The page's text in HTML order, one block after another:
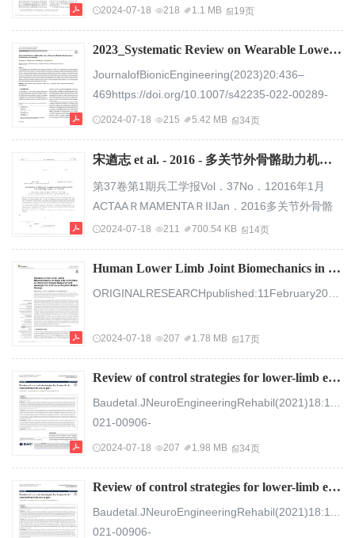
肢康复外骨骼智能控制综述程龙1,2，夏修泽
统管理与控制国家重点实验室，北京100190；2.中
全、有效和舒适，而智能控制技术是回应这些需求
2024-07-18 218 1.1 MB 19页
2023_Systematic Review on Wearable Lower Extremity Robotic Exoskeletons for Assisted Locomotion.pdf
JournalofBionicEngineering(2023)20:436–
469https://doi.org/10.1007/s42235-022-00289-
2024-07-18 215 5.42 MB 34页
宋遒志 et al. - 2016 - 多关节外骨骼助力机器人发展现状及关键技术分析.pdf
第37卷第1期兵工学报Vol．37No．12016年1月
ACTAAＲMAMENTAＲIIJan．2016多关节外骨骼
助力机器人发展现状及关键技术分析宋遒志1，王晓
京100081；2.武汉理工大学信息工程学院，湖北武
的热点。从负重外骨骼助力机器人和康复外骨骼助
2024-07-18 211 700.54 KB 14页
Human Lower Limb Joint Biomechanics in Daily Life Activities Grimmer et al_ 2020_.pdf
2024-07-18 207 1.78 MB 17页
Review of control strategies for lower-limb exoskeletons to assist gait__2_____34.pdf
021-00906-
2024-07-18 207 1.98 MB 34页
Review of control strategies for lower-limb exoskeletons to assist gait__2_____34(1).pdf
021-00906-